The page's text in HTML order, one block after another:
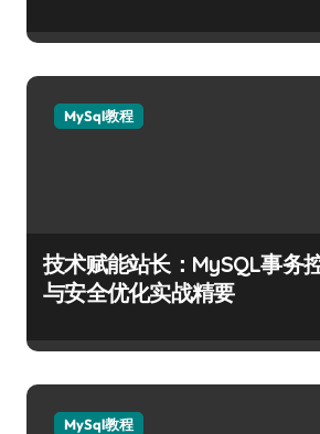
MySql教程
技术赋能站长：MySQL事务
与安全优化实战精要
MySql教程